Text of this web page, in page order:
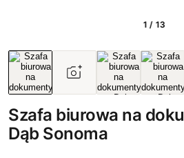
1 / 13
Szafa biurowa na
Dąb Sonoma